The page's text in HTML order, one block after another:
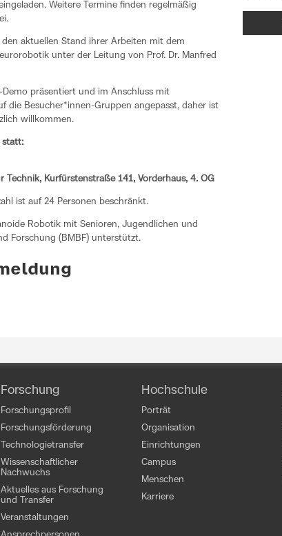
Weitere Termine finden regelmäßig
aktuellen Stand ihrer Arbeiten mit dem
unter der Leitung von Prof. Dr. Manfred
präsentiert und im Anschluss mit
die Besucher*innen-Gruppen angepasst, daher ist
willkommen.
statt:
Kurfürstenstraße 141, Vorderhaus, 4. OG
ist auf 24 Personen beschränkt.
Robotik mit Senioren, Jugendlichen und
Forschung (BMBF) unterstützt.
Forschung
Forschungsprofil
Forschungsförderung
Technologietransfer
Wissenschaftlicher
Nachwuchs
Aktuelles aus Forschung
und Transfer
Veranstaltungen
Hochschule
Porträt
Organisation
Einrichtungen
Campus
Menschen
Karriere